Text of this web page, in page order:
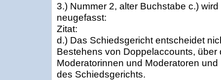
3.) Nummer 2, alter Buchstabe c.)
neugefasst:
Zitat:
d.) Das Schiedsgericht entscheidet
Bestehens von Doppelaccounts,
Moderatorinnen und Moderatoren
des Schiedsgerichts.